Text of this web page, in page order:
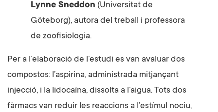
Lynne Sneddon (Universitat de
Göteborg), autora del treball i professora
de zoofisiologia.
Per a l’elaboració de l’estudi es van avaluar dos
compostos: l’aspirina, administrada mitjançant
injecció, i la lidocaïna, dissolta a l’aigua. Tots dos
fàrmacs van reduir les reaccions a l’estímul nociu,